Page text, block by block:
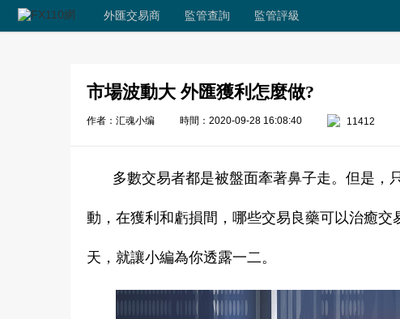
外匯交易商 監管查詢 監管評級
市場波動大 外匯獲利怎麼做?
作者：汇魂小编 時間：2020-09-28 16:08:40 11412
多數交易者都是被盤面牽著鼻子走。但是，
動，在獲利和虧損間，哪些交易良藥可以治癒
天，就讓小編為你透露一二。